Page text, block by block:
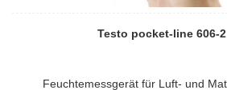
Testo pocket-line 606-
Feuchtemessgerät für Luft- und